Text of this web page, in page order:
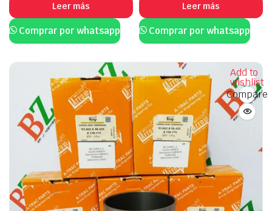
Leer más
Comprar por whatsapp
Leer más
Comprar por whatsapp
Add to
wishlist
Compare